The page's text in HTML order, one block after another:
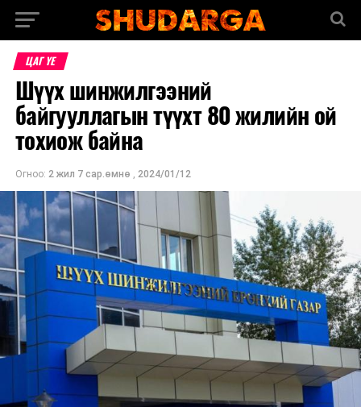
ЦАГ ҮЕ
Шүүх шинжилгээний
байгууллагын түүхт 80 жилийн ой
тохиож байна
Огноо: 2 жил 7 сар.өмнө , 2024/01/12